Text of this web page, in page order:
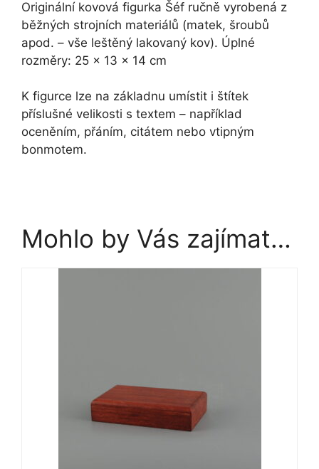
Originální kovová figurka Šéf ručně vyrobená z
běžných strojních materiálů (matek, šroubů
apod. – vše leštěný lakovaný kov). Úplné
rozměry: 25 x 13 x 14 cm
K figurce lze na základnu umístit i štítek
příslušné velikosti s textem – například
oceněním, přáním, citátem nebo vtipným
bonmotem.
Mohlo by Vás zajímat…